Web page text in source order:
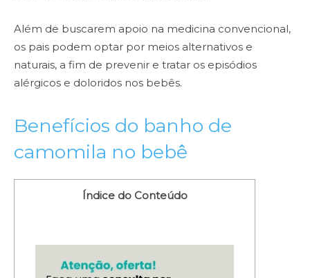
Além de buscarem apoio na medicina convencional,
os pais podem optar por meios alternativos e
naturais, a fim de prevenir e tratar os episódios
alérgicos e doloridos nos bebês.
Benefícios do banho de
camomila no bebê
Índice do Conteúdo